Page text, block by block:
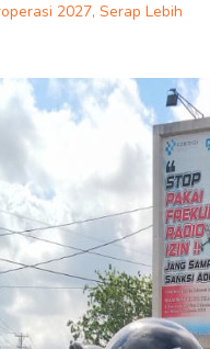
2027, Serap Lebih